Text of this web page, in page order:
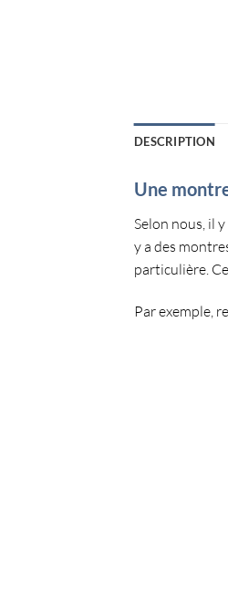
DESCRIPTION
Une
Selon nous, il
y a des
particulière.
Par exemple,